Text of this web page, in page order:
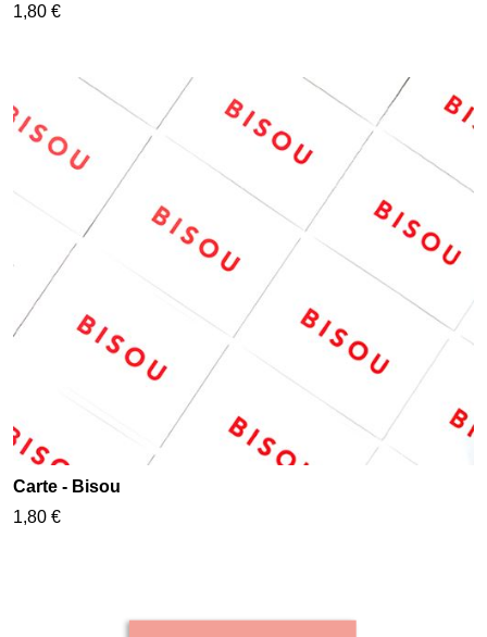
1,80 €
Carte - Bisou
1,80 €